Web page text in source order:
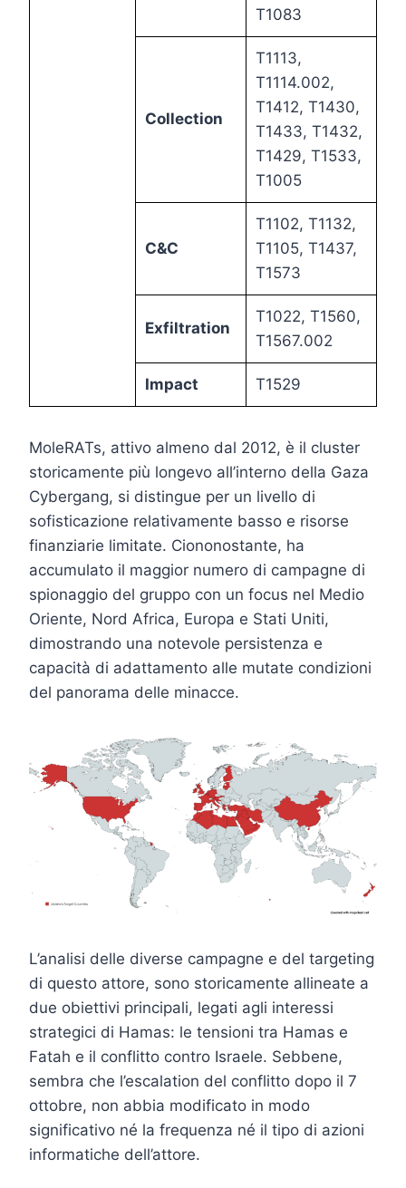
T1083
Collection
T1113,
T1114.002,
T1412, T1430,
T1433, T1432,
T1429, T1533,
T1005
C&C
T1102, T1132,
T1105, T1437,
T1573
Exfiltration
T1022, T1560,
T1567.002
Impact T1529
MoleRATs, attivo almeno dal 2012, è il cluster
storicamente più longevo all’interno della Gaza
Cybergang, si distingue per un livello di
sofisticazione relativamente basso e risorse
finanziarie limitate. Ciononostante, ha
accumulato il maggior numero di campagne di
spionaggio del gruppo con un focus nel Medio
Oriente, Nord Africa, Europa e Stati Uniti,
dimostrando una notevole persistenza e
capacità di adattamento alle mutate condizioni
del panorama delle minacce.
L’analisi delle diverse campagne e del targeting
di questo attore, sono storicamente allineate a
due obiettivi principali, legati agli interessi
strategici di Hamas: le tensioni tra Hamas e
Fatah e il conflitto contro Israele. Sebbene,
sembra che l’escalation del conflitto dopo il 7
ottobre, non abbia modificato in modo
significativo né la frequenza né il tipo di azioni
informatiche dell’attore.